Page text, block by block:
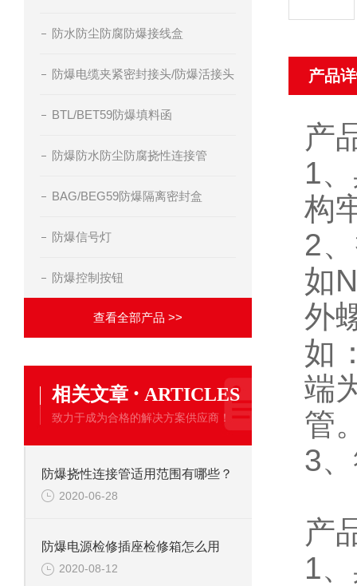
防水防尘防腐防爆接线盒
防爆电缆夹紧密封接头/防爆活接头
BTL/BET59防爆填料函
防爆防水防尘防腐挠性连接管
BAG/BEG59防爆隔离密封盒
防爆信号灯
防爆控制按钮
查看全部产品 >>
相关文章 · ARTICLES
致力于成为合格的解决方案供应商！
防爆挠性连接管适用范围有哪些？
2020-06-28
防爆电源检修插座检修箱怎么用
2020-08-12
产品
产
1
构
2、
如
外
如
端
管
3
产
1